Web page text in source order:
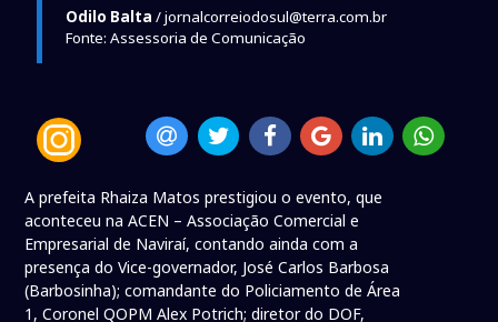
Odilo Balta / jornalcorreiodosul@terra.com.br
Fonte: Assessoria de Comunicação
A prefeita Rhaiza Matos prestigiou o evento, que
aconteceu na ACEN – Associação Comercial e
Empresarial de Naviraí, contando ainda com a
presença do Vice-governador, José Carlos Barbosa
(Barbosinha); comandante do Policiamento de Área
1, Coronel QOPM Alex Potrich; diretor do DOF,